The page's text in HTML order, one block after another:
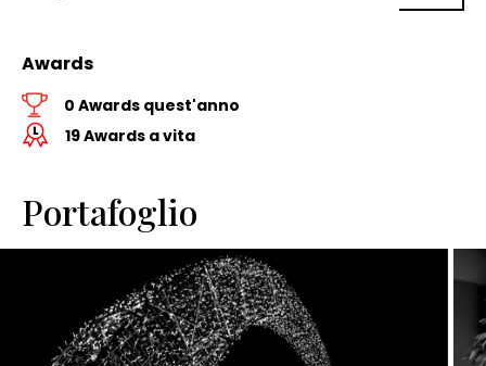
Awards
0 Awards quest'anno
19 Awards a vita
Portafoglio